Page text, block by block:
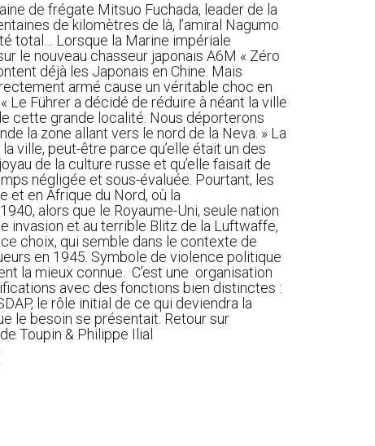
de frégate Mitsuo Fuchada, leader de la
de kilomètres de là, l’amiral Nagumo
total… Lorsque la Marine impériale
le nouveau chasseur japonais A6M « Zéro
déjà les Japonais en Chine. Mais
armé cause un véritable choc en
Führer a décidé de réduire à néant la ville
cette grande localité. Nous déporterons
la zone allant vers le nord de la Neva. » La
ville, peut-être parce qu’elle était un des
de la culture russe et qu’elle faisait de
négligée et sous-évaluée. Pourtant, les
et en Afrique du Nord, où la
alors que le Royaume-Uni, seule nation
invasion et au terrible Blitz de la Luftwaffe,
choix, qui semble dans le contexte de
en 1945. Symbole de violence politique
la mieux connue. C’est une organisation
avec des fonctions bien distinctes :
le rôle initial de ce qui deviendra la
le besoin se présentait. Retour sur
Toupin & Philippe Ilial